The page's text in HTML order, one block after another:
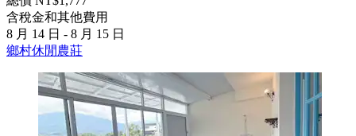
含稅金和其他費用
8 月 14 日 - 8 月 15 日
鄉村休閒農莊